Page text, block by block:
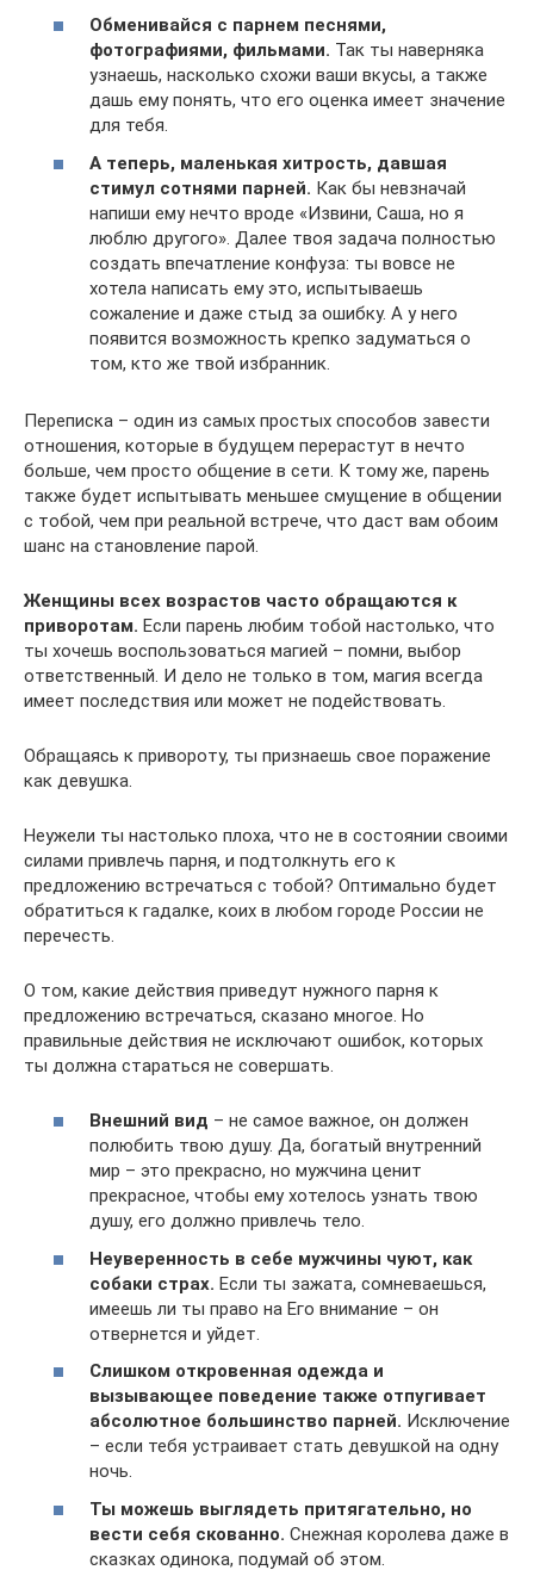
Обменивайся с парнем песнями,
фотографиями, фильмами. Так ты наверняка
узнаешь, насколько схожи ваши вкусы, а также
дашь ему понять, что его оценка имеет значение
для тебя.
А теперь, маленькая хитрость, давшая
стимул сотнями парней. Как бы невзначай
напиши ему нечто вроде «Извини, Саша, но я
люблю другого». Далее твоя задача полностью
создать впечатление конфуза: ты вовсе не
хотела написать ему это, испытываешь
сожаление и даже стыд за ошибку. А у него
появится возможность крепко задуматься о
том, кто же твой избранник.
Переписка – один из самых простых способов завести
отношения, которые в будущем перерастут в нечто
больше, чем просто общение в сети. К тому же, парень
также будет испытывать меньшее смущение в общении
с тобой, чем при реальной встрече, что даст вам обоим
шанс на становление парой.
Женщины всех возрастов часто обращаются к
приворотам. Если парень любим тобой настолько, что
ты хочешь воспользоваться магией – помни, выбор
ответственный. И дело не только в том, магия всегда
имеет последствия или может не подействовать.
Обращаясь к привороту, ты признаешь свое поражение
как девушка.
Неужели ты настолько плоха, что не в состоянии своими
силами привлечь парня, и подтолкнуть его к
предложению встречаться с тобой? Оптимально будет
обратиться к гадалке, коих в любом городе России не
перечесть.
О том, какие действия приведут нужного парня к
предложению встречаться, сказано многое. Но
правильные действия не исключают ошибок, которых
ты должна стараться не совершать.
Внешний вид – не самое важное, он должен
полюбить твою душу. Да, богатый внутренний
мир – это прекрасно, но мужчина ценит
прекрасное, чтобы ему хотелось узнать твою
душу, его должно привлечь тело.
Неуверенность в себе мужчины чуют, как
собаки страх. Если ты зажата, сомневаешься,
имеешь ли ты право на Его внимание – он
отвернется и уйдет.
Слишком откровенная одежда и
вызывающее поведение также отпугивает
абсолютное большинство парней. Исключение
– если тебя устраивает стать девушкой на одну
ночь.
Ты можешь выглядеть притягательно, но
вести себя скованно. Снежная королева даже в
сказках одинока, подумай об этом.